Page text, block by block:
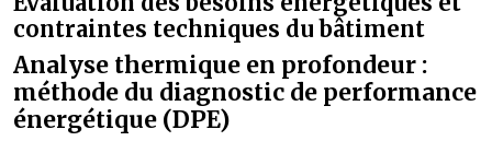
contraintes techniques du bâtiment
Analyse thermique en profondeur :
méthode du diagnostic de performance
énergétique (DPE)